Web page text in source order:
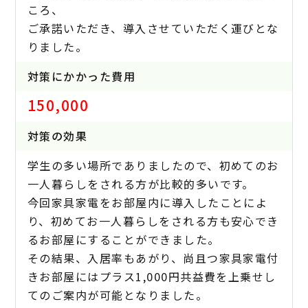
ころ、
ご承諾いただき、導入させていただく運びとな
りました。
対策にかかった費用
150,000
対策の効果
学生の多い場所でありましたので、初めてのお
一人暮らしをされる方が比較的多いです。
今回家具家電をお部屋内に導入したことによ
り、初めてお一人暮らしをされる方も安心でき
るお部屋にすることができました。
その結果、入居率もあがり、尚且つ家具家電付
きお部屋にはプラス1,000円共益費を上乗せし
てのご案内が可能となりました。